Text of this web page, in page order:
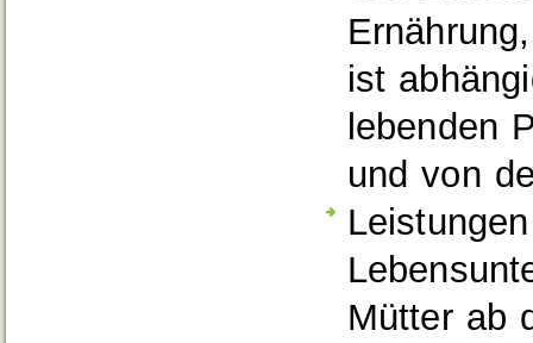
ist
lebenden
und von
Mütter ab